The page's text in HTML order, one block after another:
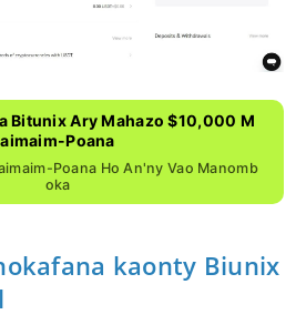
Bitunix Ary Mahazo $10,000 M
Aimaim-Poana
Poana Ho An'ny Vao Manomb
Oka
kaonty Biunix